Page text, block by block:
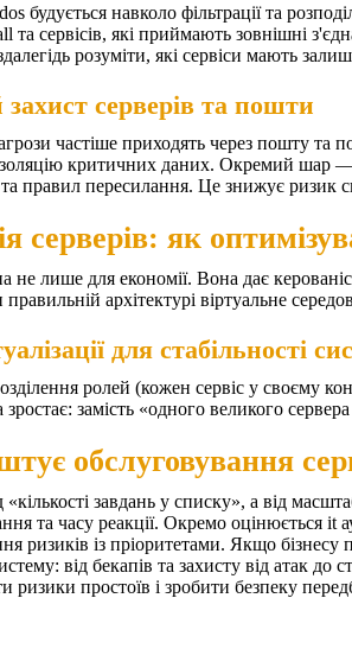
будується навколо фільтрації та
та сервісів, які приймають зовнішні
розуміти, які сервіси мають
серверів та пошти
частіше приходять через пошту
критичних даних. Окремий шар —
правил пересилання. Це знижує ризик
серверів: як
не лише для економії. Вона дає
архітектурі віртуальне
для стабільності
ролей (кожен сервіс у своєму
замість «одного великого
обслуговування
завдань у списку», а від
та часу реакції. Окремо оцінюється it
ризиків із пріоритетами. Якщо бізнесу
від бекапів та захисту від атак
ризики простоїв і зробити безпеку